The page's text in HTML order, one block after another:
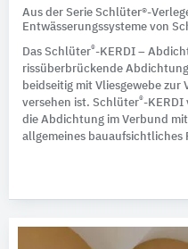
Aus der Serie Schlüter®-
Entwässerungssysteme von
Das Schlüter®-KERDI –
rissüberbrückende
beidseitig mit Vliesgewebe zur
versehen ist. Schlüter®-KERDI
die Abdichtung im Verbund
allgemeines bauaufsichtliches